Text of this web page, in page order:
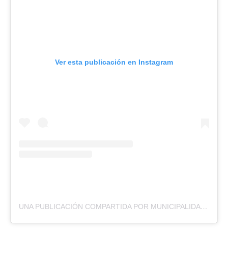
Ver esta publicación en Instagram
UNA PUBLICACIÓN COMPARTIDA POR MUNICIPALIDAD DE ANTOFAGASTA (@ANTOFAGASTAMUNI)